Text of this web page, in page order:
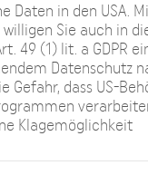
Daten in den USA.
Sie auch in
49 (1) lit. a GDPR
Datenschutz
Gefahr, dass US-
Klagemöglichkeit